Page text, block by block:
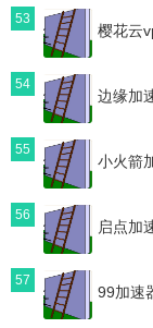
53
樱花云
54
边缘加
55
小火箭
56
启点加
57
99加速